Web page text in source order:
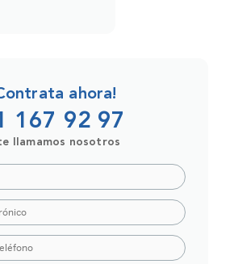
ahora!
167 92 97
llamamos nosotros
alarma no solo